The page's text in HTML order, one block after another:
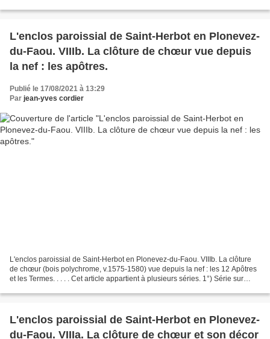
L'enclos paroissial de Saint-Herbot en Plonevez-
du-Faou. VIIIb. La clôture de chœur vue depuis
la nef : les apôtres.
Publié le 17/08/2021 à 13:29
Par jean-yves cordier
L'enclos paroissial de Saint-Herbot en Plonevez-du-Faou. VIIIb. La clôture
de chœur (bois polychrome, v.1575-1580) vue depuis la nef : les 12 Apôtres
et les Termes. . . . . Cet article appartient à plusieurs séries. 1°) Série sur
L'enclos paroissial de Saint-Herbot en Plonevez-
du-Faou. VIIIa. La clôture de chœur et son décor